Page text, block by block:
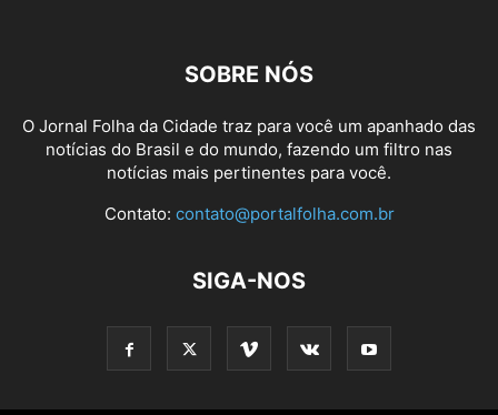
SOBRE NÓS
O Jornal Folha da Cidade traz para você um apanhado das
notícias do Brasil e do mundo, fazendo um filtro nas
notícias mais pertinentes para você.
Contato: contato@portalfolha.com.br
SIGA-NOS